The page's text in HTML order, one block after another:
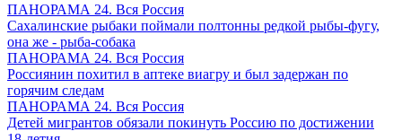
ПАНОРАМА 24. Вся Россия
Сахалинские рыбаки поймали полтонны редкой рыбы-фугу,
она же - рыба-собака
ПАНОРАМА 24. Вся Россия
Россиянин похитил в аптеке виагру и был задержан по
горячим следам
ПАНОРАМА 24. Вся Россия
Детей мигрантов обязали покинуть Россию по достижении